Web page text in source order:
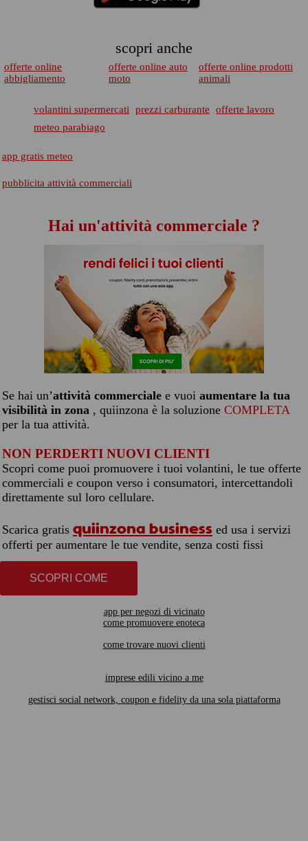
scopri anche
offerte online
abbigliamento
offerte online auto
moto
offerte online prodotti
animali
volantini supermercati prezzi carburante
offerte lavoro
meteo parabiago
app gratis meteo
pubblicita attività commerciali
Hai un'attività commerciale ?
Se hai un’attività commerciale e vuoi aumentare la tua
visibilità in zona , quiinzona è la soluzione COMPLETA
per la tua attività.
NON PERDERTI NUOVI CLIENTI
Scopri come puoi promuovere i tuoi volantini, le tue offerte
commerciali e coupon verso i consumatori, intercettandoli
direttamente sul loro cellulare.
Scarica gratis quiinzona business ed usa i servizi
offerti per aumentare le tue vendite, senza costi fissi
SCOPRI COME
app per negozi di vicinato
come promuovere enoteca
come trovare nuovi clienti
imprese edili vicino a me
gestisci social network, coupon e fidelity da una sola piattaforma